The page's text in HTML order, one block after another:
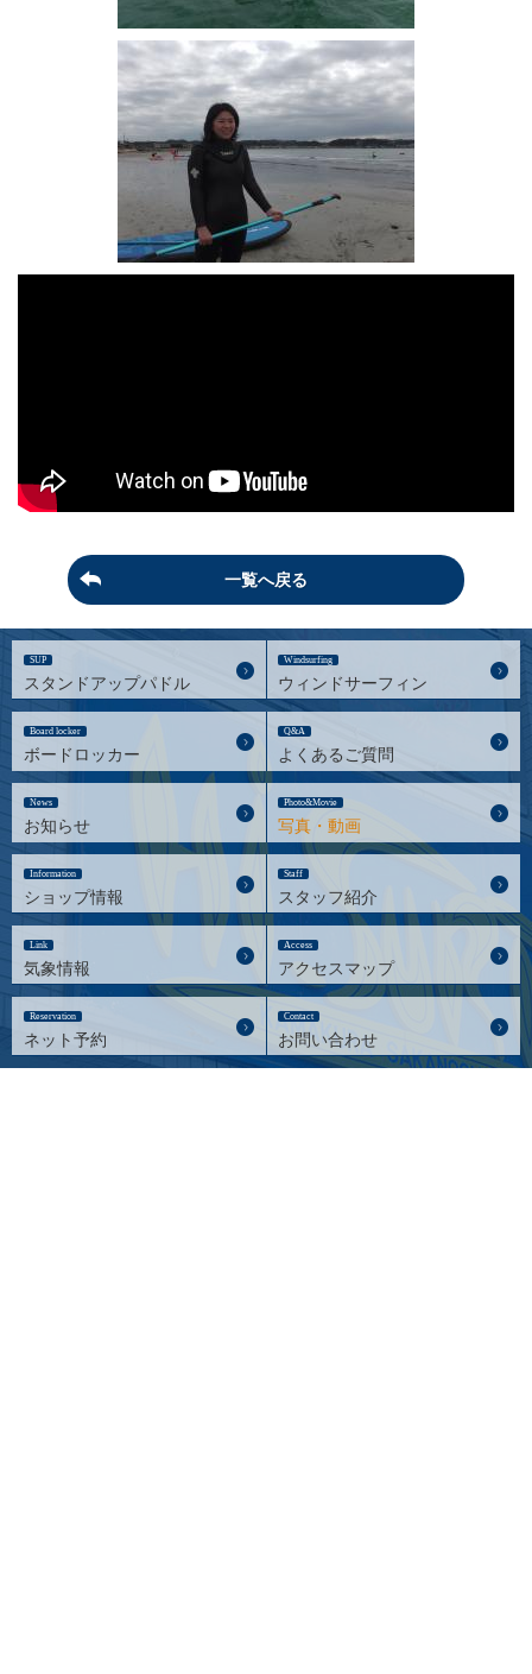
一覧へ戻る
SUP
スタンドアップパドル
Windsurfing
ウィンドサーフィン
Board locker
ボードロッカー
Q&A
よくあるご質問
News
お知らせ
Photo&Movie
写真・動画
Information
ショップ情報
Staff
スタッフ紹介
Link
気象情報
Access
アクセスマップ
Reservation
ネット予約
Contact
お問い合わせ